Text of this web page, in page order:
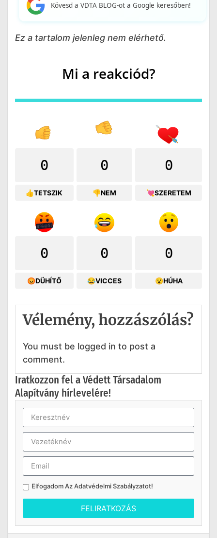
Kövesd a VDTA BLOG-ot a Google keresőben!
Ez a tartalom jelenleg nem elérhető.
Mi a reakciód?
0
👍TETSZIK
0
👎NEM
0
💘SZERETEM
0
😡DÜHÍTŐ
0
😂VICCES
0
😮HÚHA
Vélemény, hozzászólás?
You must be logged in to post a
comment.
Iratkozzon fel a Védett Társadalom
Alapítvány hírlevelére!
Elfogadom AzAdatvédelmi Szabályzatot!
FELIRATKOZÁS